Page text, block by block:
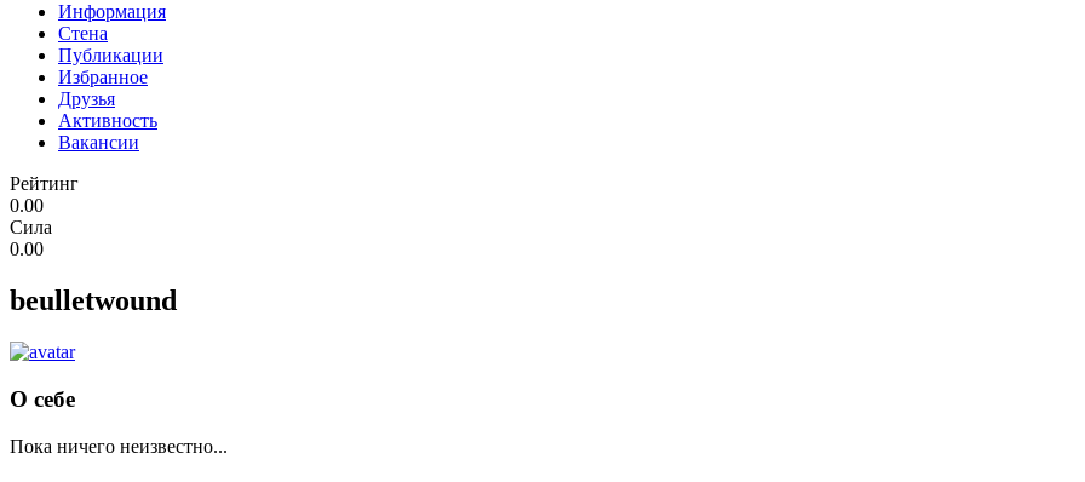
Информация
Стена
Публикации
Избранное
Друзья
Активность
Вакансии
Рейтинг
0.00
Сила
0.00
beulletwound
О себе
Пока ничего неизвестно...